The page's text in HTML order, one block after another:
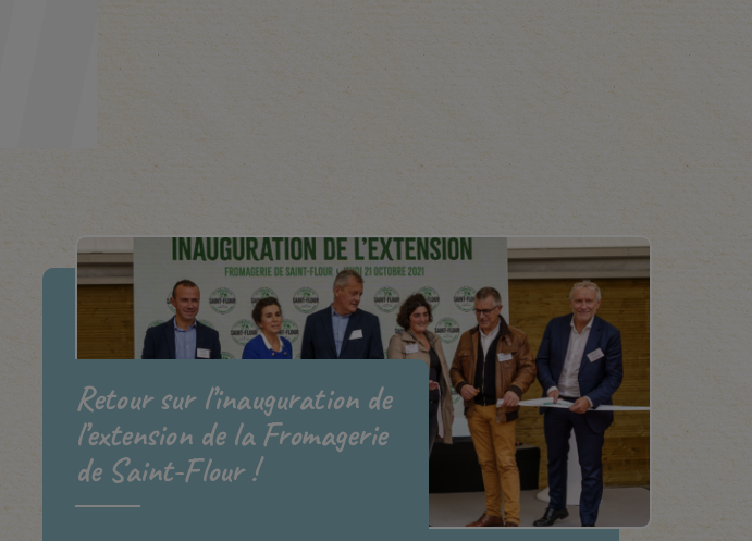
Retour sur l’inauguration de
l’extension de la Fromagerie
de Saint-Flour !